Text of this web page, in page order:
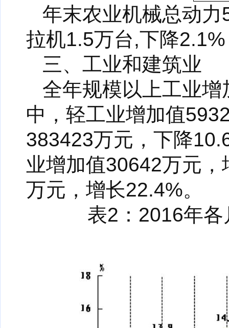
年末农业机械总动
拉机1.5万台,下降
三、工业和建筑业
全年规模以上工业
中，轻工业增加值
383423万元，下降
业增加值30642万元
万元，增长22.4%。
表2：2016年